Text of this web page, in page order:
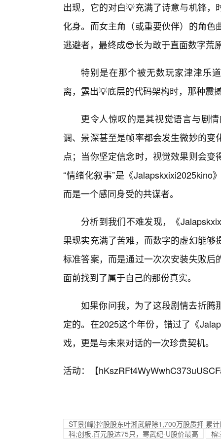
出现，它的对白💡充满了诗意与机锋
化身。而女主角（或重要伙伴）的角
逃避者，最终成😎长为敢于直面数字荒
特别是在那个被无数玩家津津乐
离，露出💡底层的代码架构时，那种震
更令人惊叹的是其视觉语言与剧
调、景深甚至是帧率都会发生微妙的
点；当你坚定信念时，视觉效果则会
“情绪化叙事”是《
而是一个感同身受的共谋者。
分析到我们不难发现，《
果现实充满了苦难，而数字的虚幻能
标准答案，而是通过一次次安装失败
面前找到了属于自己的那份真实。
如果你问我，为了这段剧情去折腾
定的。在2025这个年份，错过了《
戏，更是与未来对话的一次珍贵契机。
活动：【
ST景{峰}控股股东叶湘武解除1,700万股质押 累
科;创板.百元股达75只，寒武纪-U股价最高
榕